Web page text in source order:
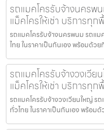
รถแมคโครรับจ้างนครพ
แม็คโครให้เช่า บริการทุ
รถแมคโครรับจ้างนครพนม รถแม
ไทย ในราคาเป็นกันเอง พร้อมด้ว
รถแมคโครรับจ้างวงเวี
แม็คโครให้เช่า บริการทุ
รถแมคโครรับจ้างวงเวียนใหญ่ รถ
ทั่วไทย ในราคาเป็นกันเอง พร้อ